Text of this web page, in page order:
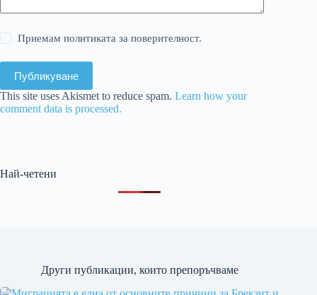
Приемам политиката за поверителност.
Публикуване
This site uses Akismet to reduce spam. Learn how your
comment data is processed.
Най-четени
Други публикации, които препоръчваме